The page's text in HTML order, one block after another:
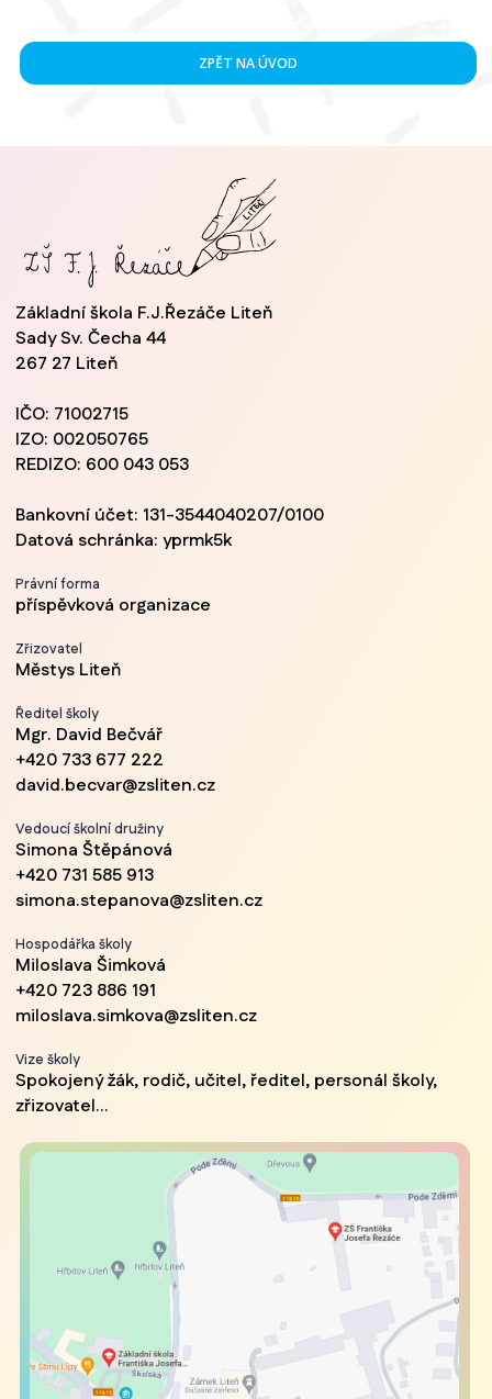
ZPĚT NA ÚVOD
Základní škola F.J.Řezáče Liteň
Sady Sv. Čecha 44
267 27 Liteň
IČO: 71002715
IZO: 002050765
REDIZO: 600 043 053
Bankovní účet: 131-3544040207/0100
Datová schránka: yprmk5k
Právní forma
příspěvková organizace
Zřizovatel
Městys Liteň
Ředitel školy
Mgr. David Bečvář
+420 733 677 222
david.becvar@zsliten.cz
Vedoucí školní družiny
Simona Štěpánová
+420 731 585 913
simona.stepanova@zsliten.cz
Hospodářka školy
Miloslava Šimková
+420 723 886 191
miloslava.simkova@zsliten.cz
Vize školy
Spokojený žák, rodič, učitel, ředitel, personál školy,
zřizovatel...